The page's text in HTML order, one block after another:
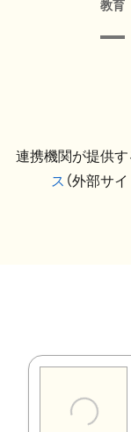
教育
連携機関が提供す
ス （外部サ